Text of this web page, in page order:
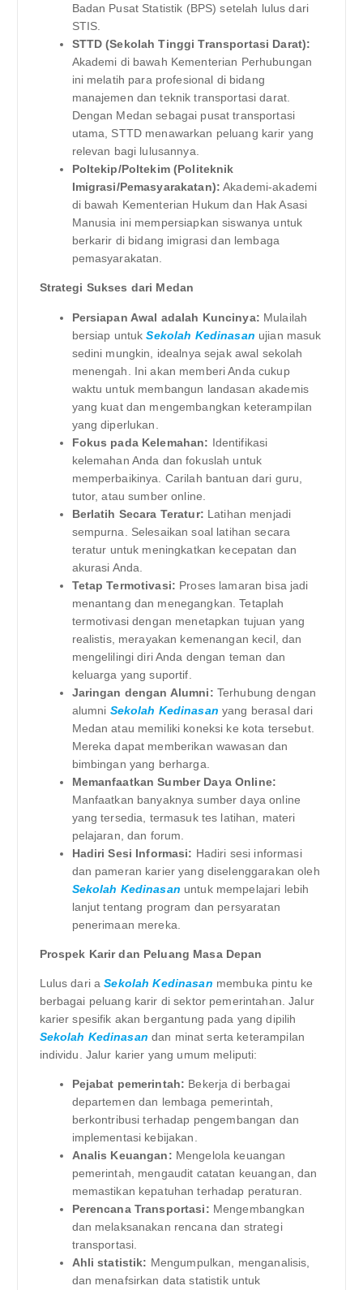
Badan Pusat Statistik (BPS) setelah lulus dari
STIS.
STTD (Sekolah Tinggi Transportasi Darat):
Akademi di bawah Kementerian Perhubungan
ini melatih para profesional di bidang
manajemen dan teknik transportasi darat.
Dengan Medan sebagai pusat transportasi
utama, STTD menawarkan peluang karir yang
relevan bagi lulusannya.
Poltekip/Poltekim (Politeknik
Imigrasi/Pemasyarakatan): Akademi-akademi
di bawah Kementerian Hukum dan Hak Asasi
Manusia ini mempersiapkan siswanya untuk
berkarir di bidang imigrasi dan lembaga
pemasyarakatan.
Strategi Sukses dari Medan
Persiapan Awal adalah Kuncinya: Mulailah
bersiap untukSekolah Kedinasan ujian masuk
sedini mungkin, idealnya sejak awal sekolah
menengah. Ini akan memberi Anda cukup
waktu untuk membangun landasan akademis
yang kuat dan mengembangkan keterampilan
yang diperlukan.
Fokus pada Kelemahan: Identifikasi
kelemahan Anda dan fokuslah untuk
memperbaikinya. Carilah bantuan dari guru,
tutor, atau sumber online.
Berlatih Secara Teratur: Latihan menjadi
sempurna. Selesaikan soal latihan secara
teratur untuk meningkatkan kecepatan dan
akurasi Anda.
Tetap Termotivasi: Proses lamaran bisa jadi
menantang dan menegangkan. Tetaplah
termotivasi dengan menetapkan tujuan yang
realistis, merayakan kemenangan kecil, dan
mengelilingi diri Anda dengan teman dan
keluarga yang suportif.
Jaringan dengan Alumni: Terhubung dengan
alumni Sekolah Kedinasan yang berasal dari
Medan atau memiliki koneksi ke kota tersebut.
Mereka dapat memberikan wawasan dan
bimbingan yang berharga.
Memanfaatkan Sumber Daya Online:
Manfaatkan banyaknya sumber daya online
yang tersedia, termasuk tes latihan, materi
pelajaran, dan forum.
Hadiri Sesi Informasi: Hadiri sesi informasi
dan pameran karier yang diselenggarakan oleh
Sekolah Kedinasan untuk mempelajari lebih
lanjut tentang program dan persyaratan
penerimaan mereka.
Prospek Karir dan Peluang Masa Depan
Lulus dari aSekolah Kedinasan membuka pintu ke
berbagai peluang karir di sektor pemerintahan. Jalur
karier spesifik akan bergantung pada yang dipilih
Sekolah Kedinasan dan minat serta keterampilan
individu. Jalur karier yang umum meliputi:
Pejabat pemerintah: Bekerja di berbagai
departemen dan lembaga pemerintah,
berkontribusi terhadap pengembangan dan
implementasi kebijakan.
Analis Keuangan: Mengelola keuangan
pemerintah, mengaudit catatan keuangan, dan
memastikan kepatuhan terhadap peraturan.
Perencana Transportasi: Mengembangkan
dan melaksanakan rencana dan strategi
transportasi.
Ahli statistik: Mengumpulkan, menganalisis,
dan menafsirkan data statistik untuk